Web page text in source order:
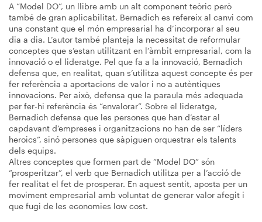
A “Model DO”, un llibre amb un alt component teòric però
també de gran aplicabilitat, Bernadich es refereix al canvi com
una constant que el món empresarial ha d’incorporar al seu
dia a dia. L’autor també planteja la necessitat de reformular
conceptes que s’estan utilitzant en l’àmbit empresarial, com la
innovació o el lideratge. Pel que fa a la innovació, Bernadich
defensa que, en realitat, quan s’utilitza aquest concepte és per
fer referència a aportacions de valor i no a autèntiques
innovacions. Per això, defensa que la paraula més adequada
per fer-hi referència és “envalorar”. Sobre el lideratge,
Bernadich defensa que les persones que han d’estar al
capdavant d’empreses i organitzacions no han de ser “líders
heroics”, sinó persones que sàpiguen orquestrar els talents
dels equips.
Altres conceptes que formen part de “Model DO” són
“prosperitzar”, el verb que Bernadich utilitza per a l’acció de
fer realitat el fet de prosperar. En aquest sentit, aposta per un
moviment empresarial amb voluntat de generar valor afegit i
que fugi de les economies low cost.